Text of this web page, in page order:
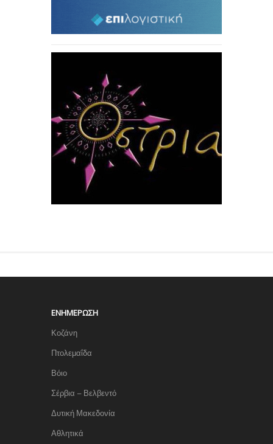
ΕΝΗΜΈΡΩΣΗ
Κοζάνη
Πτολεμαΐδα
Βόιο
Σέρβια – Βελβεντό
Δυτική Μακεδονία
Αθλητικά